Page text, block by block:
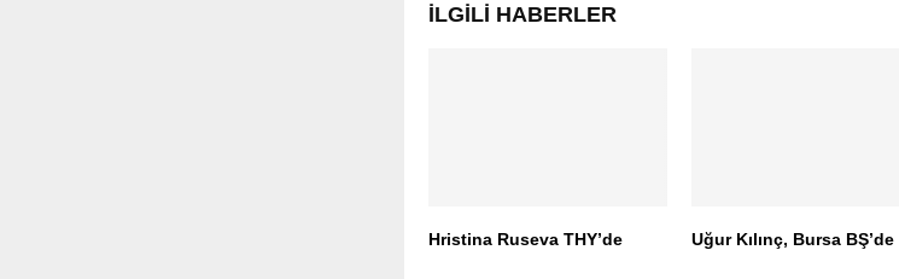
İLGILI HABERLER
Hristina Ruseva THY’de Uğur Kılınç, Bursa BŞ’de